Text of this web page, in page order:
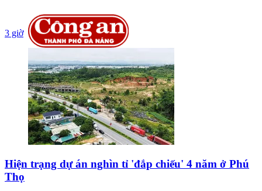
3 giờ
Hiện trạng dự án nghìn tỉ 'đắp chiếu' 4 năm ở Phú
Thọ